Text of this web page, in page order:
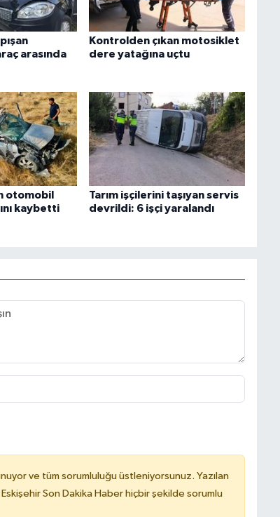
arasında
Kontrolden çıkan motosiklet
dere yatağına uçtu
otomobil
kaybetti
Tarım işçilerini taşıyan servis
devrildi: 6 işçi yaralandı
ve tüm sorumluluğu üstleniyorsunuz. Yazılan
Son Dakika Haber hiçbir şekilde sorumlu